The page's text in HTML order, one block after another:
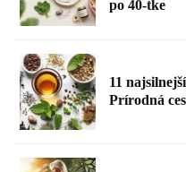
po 40-tke
11
Prírodná